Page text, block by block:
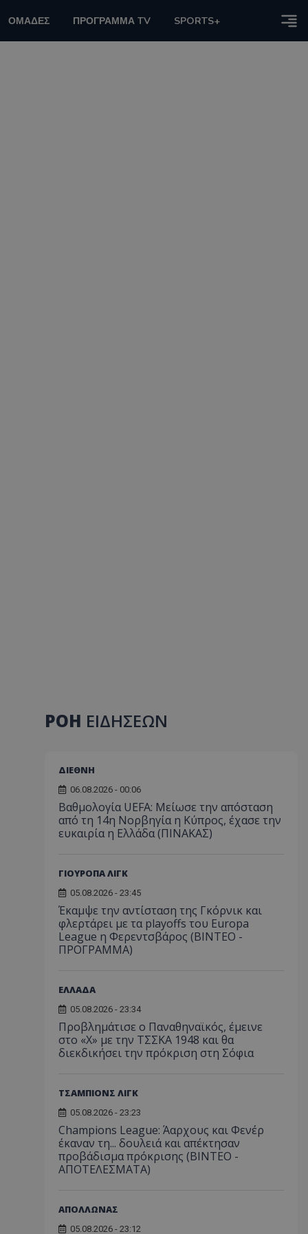
ΟΜΑΔΕΣ ΠΡΟΓΡΑΜΜΑ TV SPORTS+
ΡΟΗ ΕΙΔΗΣΕΩΝ
ΔΙΕΘΝΗ
06.08.2026 - 00:06
Βαθμολογία UEFA: Μείωσε την απόσταση
από τη 14η Νορβηγία η Κύπρος, έχασε την
ευκαιρία η Ελλάδα (ΠΙΝΑΚΑΣ)
ΓΙΟΥΡΟΠΑ ΛΙΓΚ
05.08.2026 - 23:45
Έκαμψε την αντίσταση της Γκόρνικ και
φλερτάρει με τα playoffs του Europa
League η Φερεντσβάρος (ΒΙΝΤΕΟ -
ΠΡΟΓΡΑΜΜΑ)
ΕΛΛΑΔΑ
05.08.2026 - 23:34
Προβλημάτισε ο Παναθηναϊκός, έμεινε
στο «Χ» με την ΤΣΣΚΑ 1948 και θα
διεκδικήσει την πρόκριση στη Σόφια
ΤΣΑΜΠΙΟΝΣ ΛΙΓΚ
05.08.2026 - 23:23
Champions League: Άαρχους και Φενέρ
έκαναν τη... δουλειά και απέκτησαν
προβάδισμα πρόκρισης (ΒΙΝΤΕΟ -
ΑΠΟΤΕΛΕΣΜΑΤΑ)
ΑΠΟΛΛΩΝΑΣ
05.08.2026 - 23:12